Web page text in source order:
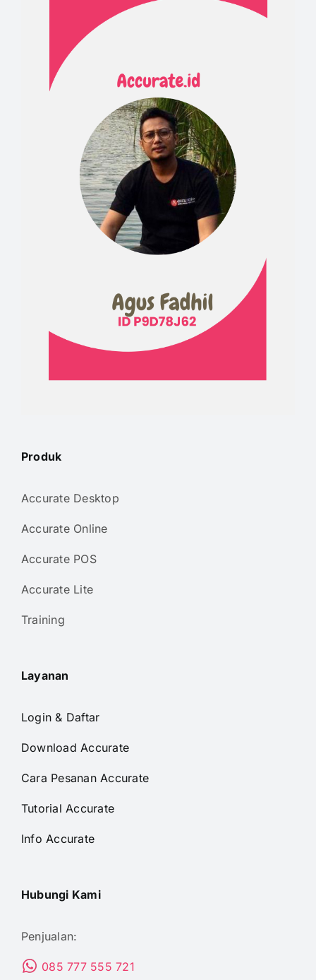
Produk
Accurate Desktop
Accurate Online
Accurate POS
Accurate Lite
Training
Layanan
Login & Daftar
Download Accurate
Cara Pesanan Accurate
Tutorial Accurate
Info Accurate
Hubungi Kami
Penjualan:
085 777 555 721